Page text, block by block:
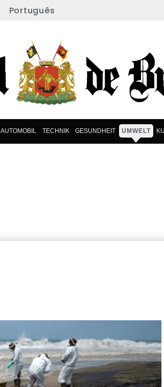
Português
AUTOMOBIL TECHNIK GESUNDHEIT UMWELT